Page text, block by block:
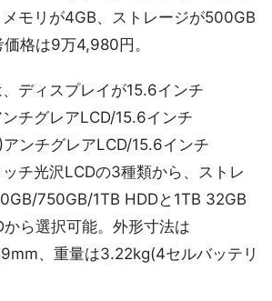
モリが4GB、ストレージが500GB
格は9万4,980円。
ディスプレイが15.6インチ
チグレアLCD/15.6インチ
ンチグレアLCD/15.6インチ
チ光沢LCDの3種類から、ストレ
750GB/1TB HDDと1TB 32GB
ら選択可能。外形寸法は
、重量は3.22kg(4セルバッテリ